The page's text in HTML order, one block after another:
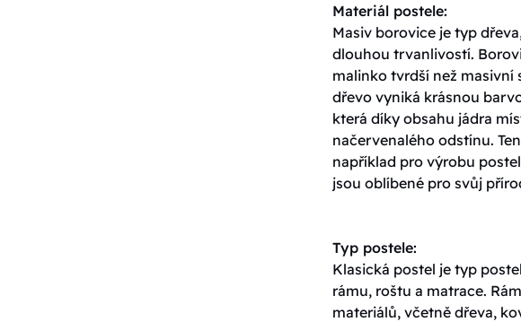
Materiál postele:
Masiv borovice je typ
dlouhou trvanlivostí.
malinko tvrdší než masivní
dřevo vyniká krásnou
která díky obsahu jádra
načervenalého odstínu.
například pro výrobu
jsou oblíbené pro svůj
Typ postele:
Klasická postel je typ
rámu, roštu a matrace.
materiálů, včetně dřeva,